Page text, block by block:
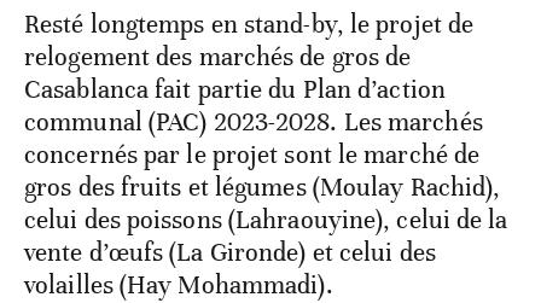
Resté longtemps en stand-by, le projet de
relogement des marchés de gros de
Casablanca fait partie du Plan d’action
communal (PAC) 2023-2028. Les marchés
concernés par le projet sont le marché de
gros des fruits et légumes (Moulay Rachid),
celui des poissons (Lahraouyine), celui de la
vente d’œufs (La Gironde) et celui des
volailles (Hay Mohammadi).